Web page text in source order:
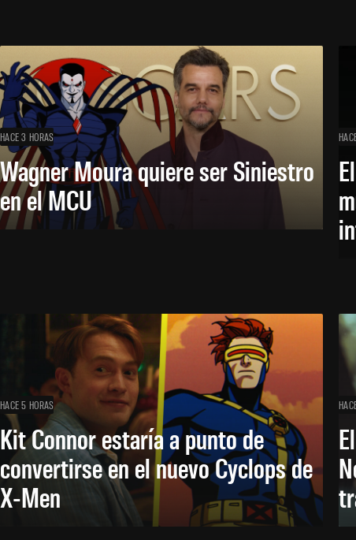
HACE 3 HORAS
Wagner Moura quiere ser Siniestro
en el MCU
HACE 5 HORAS
Kit Connor estaría a punto de
convertirse en el nuevo Cyclops de
X-Men